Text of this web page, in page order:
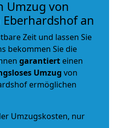
Umzug von
an
Zeit und lassen Sie
bekommen Sie die
garantiert einen
Umzug von
ermöglichen
Umzugskosten, nur